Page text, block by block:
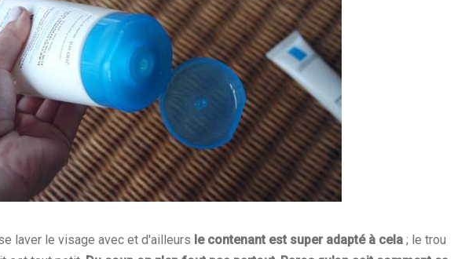
laver le visage avec et d'ailleurs le contenant est super adapté à cela ; le trou